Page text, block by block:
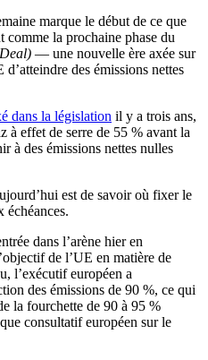
marque le début de ce que
comme la prochaine phase du
— une nouvelle ère axée sur
des émissions nettes
dans la législation il y a trois ans,
à effet de serre de 55 % avant la
à des émissions nettes nulles
est de savoir où fixer le
échéances.
dans l’arène hier en
de l’UE en matière de
l’exécutif européen a
des émissions de 90 %, ce qui
la fourchette de 90 à 95 %
consultatif européen sur le